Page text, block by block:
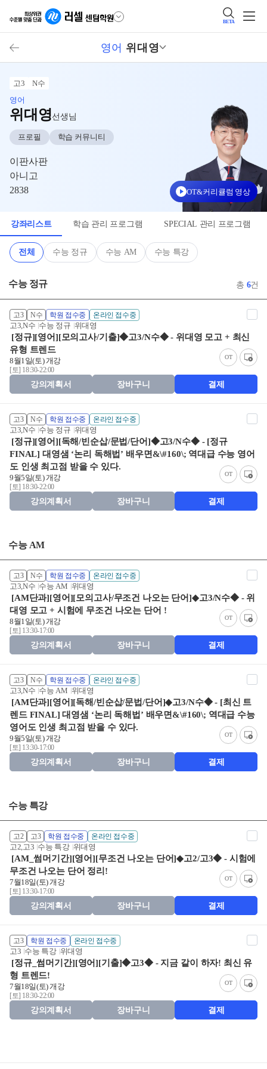
BETA
영어 위대영
고3
N수
영어
위대영선생님
프로필 학습 커뮤니티
이판사판
아니고
2838
OT&커리큘럼 영상
강좌리스트 학습 관리 프로그램 SPECIAL 관리 프로그램
전체 수능 정규 수능 AM 수능 특강
수능 정규 총 6건
고3 N수 학원 접수중 온라인 접수중
고3,N수 수능 정규 위대영
[정규][영어][모의고사/기출]◆고3/N수◆ - 위대영 모고 + 최신
유형 트렌드
OT
8월1일(토) 개강
[토] 18:30-22:00
강의계획서 장바구니 결제
고3 N수 학원 접수중 온라인 접수중
고3,N수 수능 정규 위대영
[정규][영어][독해/빈순삽/문법/단어]◆고3/N수◆ - [정규
FINAL] 대영샘 ‘논리 독해법’ 배우면&\#160\; 역대급 수능 영어
도 인생 최고점 받을 수 있다.
OT
9월5일(토) 개강
[토] 18:30-22:00
강의계획서 장바구니 결제
수능 AM
고3 N수 학원 접수중 온라인 접수중
고3,N수 수능 AM 위대영
[AM단과][영어][모의고사/무조건 나오는 단어]◆고3/N수◆ - 위
대영 모고 + 시험에 무조건 나오는 단어 !
OT
8월1일(토) 개강
[토] 13:30-17:00
강의계획서 장바구니 결제
고3 N수 학원 접수중 온라인 접수중
고3,N수 수능 AM 위대영
[AM단과][영어][독해/빈순삽/문법/단어]◆고3/N수◆ - [최신 트
렌드 FINAL] 대영샘 ‘논리 독해법’ 배우면&\#160\; 역대급 수능
영어도 인생 최고점 받을 수 있다.
OT
9월5일(토) 개강
[토] 13:30-17:00
강의계획서 장바구니 결제
수능 특강
고2 고3 학원 접수중 온라인 접수중
고2,고3 수능 특강 위대영
[AM_썸머기간][영어][무조건 나오는 단어]◆고2/고3◆ - 시험에
무조건 나오는 단어 정리!
OT
7월18일(토) 개강
[토] 13:30-17:00
강의계획서 장바구니 결제
고3 학원 접수중 온라인 접수중
고3 수능 특강 위대영
[정규_썸머기간][영어][기출]◆고3◆ - 지금 같이 하자! 최신 유
형 트렌드!
OT
7월18일(토) 개강
[토] 18:30-22:00
강의계획서 장바구니 결제